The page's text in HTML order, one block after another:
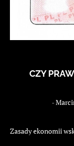
CZY
-
Zasady ekonomii